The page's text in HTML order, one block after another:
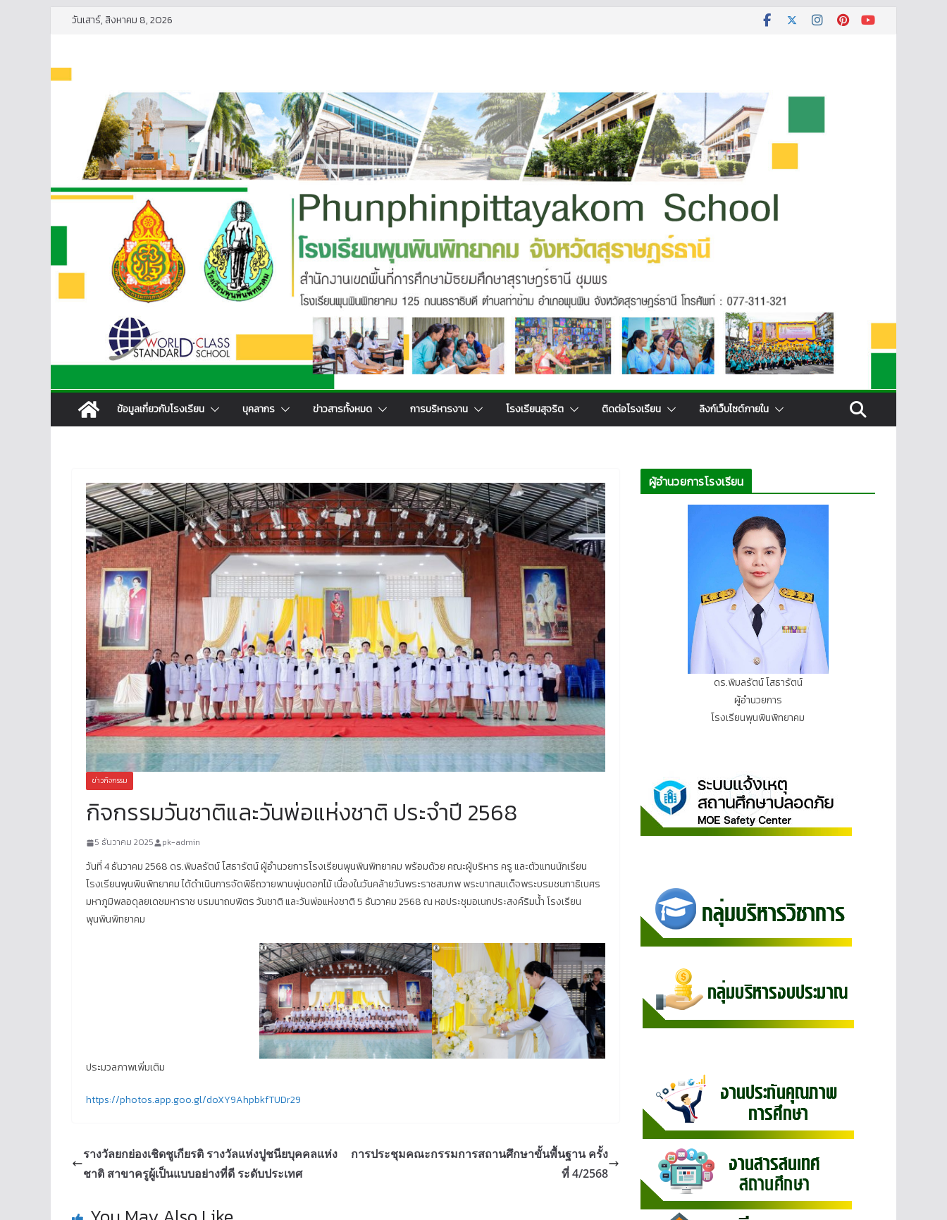
วันเสาร์, สิงหาคม 8, 2026
ข้อมูลเกี่ยวกับโรงเรียน บุคลากร ข่าวสารทั้งหมด การบริหารงาน โรงเรียนสุจริต ติดต่อโรงเรียน ลิงก์เว็บไซต์ภายใน
ข่าวกิจกรรม
กิจกรรมวันชาติและวันพ่อแห่งชาติ ประจำปี 2568
5 ธันวาคม 2025 pk-admin
วันที่ 4 ธันวาคม 2568 ดร.พิมลรัตน์ โสธารัตน์ ผู้อำนวยการโรงเรียนพุนพินพิทยาคม พร้อมด้วย คณะผู้บริหาร ครู และตัวแทนนักเรียน
โรงเรียนพุนพินพิทยาคม ได้ดำเนินการจัดพิธีถวายพานพุ่มดอกไม้ เนื่องในวันคล้ายวันพระราชสมภพ พระบาทสมเด็จพระบรมชนกาธิเบศร
มหาภูมิพลอดุลยเดชมหาราช บรมนาถบพิตร วันชาติ และวันพ่อแห่งชาติ 5 ธันวาคม 2568 ณ หอประชุมอเนกประสงค์ริมน้ำ โรงเรียน
พุนพินพิทยาคม
ประมวลภาพเพิ่มเติม
https://photos.app.goo.gl/doXY9AhpbkfTUDr29
รางวัลยกย่องเชิดชูเกียรติ รางวัลแห่งปูชนียบุคคลแห่ง
ชาติ สาขาครูผู้เป็นแบบอย่างที่ดี ระดับประเทศ
การประชุมคณะกรรมการสถานศึกษาขั้นพื้นฐาน ครั้ง
ที่ 4/2568
ผู้อำนวยการโรงเรียน
ดร.พิมลรัตน์ โสธารัตน์
ผู้อำนวยการ
โรงเรียนพุนพินพิทยาคม